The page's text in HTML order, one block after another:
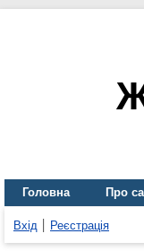
Головна Про
Вхід Реєстрація